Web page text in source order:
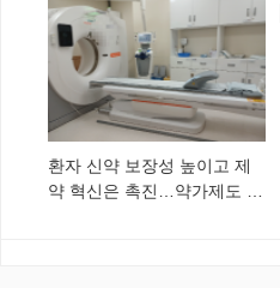
환자 신약 보장성 높이고 제
약 혁신은 촉진…약가제도 개